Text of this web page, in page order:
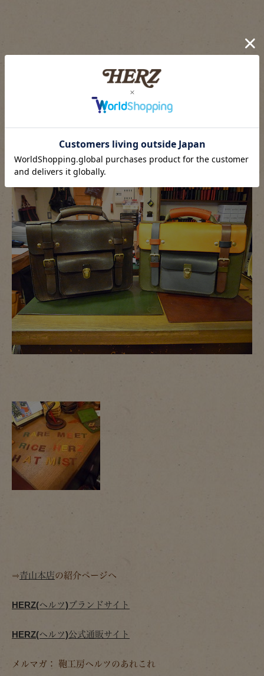
どちらもインパクトのある商品ですので、是非お店で手にと
⇒青山本店の紹介ページへ
HERZ(ヘルツ)ブランドサイト
HERZ(ヘルツ)公式通販サイト
メルマガ： 鞄工房ヘルツのあれこれ